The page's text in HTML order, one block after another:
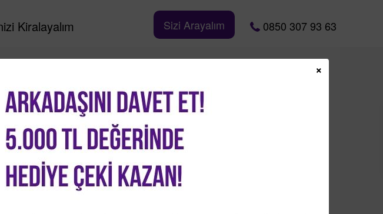
Sizi Arayalım 0850 307 93 63
Kiralayalım
Bizi Takip Edin
×